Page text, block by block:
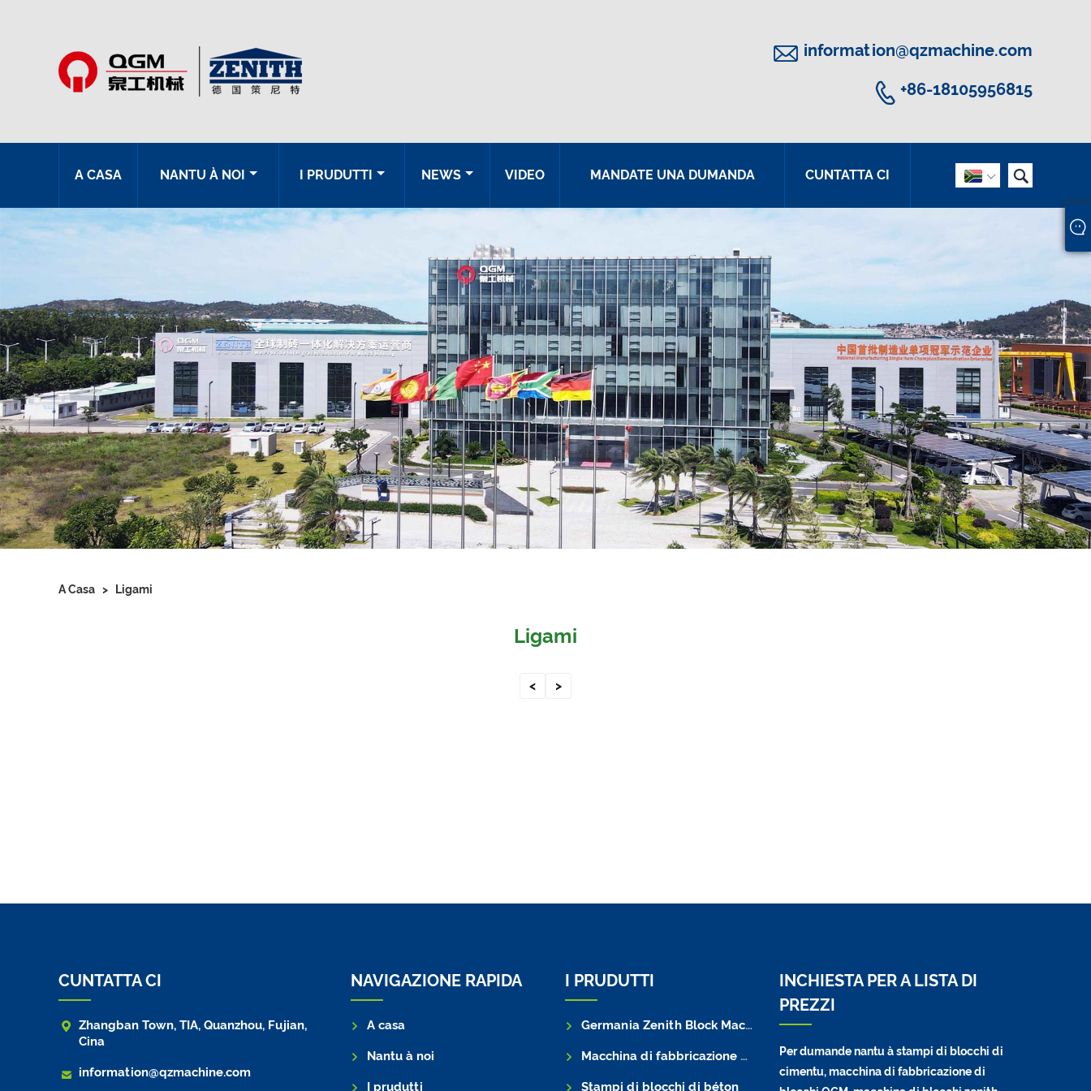
 information@qzmachine.com
 +86-18105956815
 
A CASA NANTU À NOI I PRUDUTTI NEWS VIDEO MANDATE UNA DUMANDA CUNTATTA CI
A Casa > Ligami
Ligami
< >
CUNTATTA CI
 Zhangban Town, TIA, Quanzhou, Fujian,
Cina
 information@qzmachine.com
NAVIGAZIONE RAPIDA
A casa
Nantu à noi
I prudutti
I PRUDUTTI
Germania Zenith Block Machine
Macchina di fabbricazione di blocchi QGM
Stampi di blocchi di béton
INCHIESTA PER A LISTA DI
PREZZI
Per dumande nantu à stampi di blocchi di
cimentu, macchina di fabbricazione di